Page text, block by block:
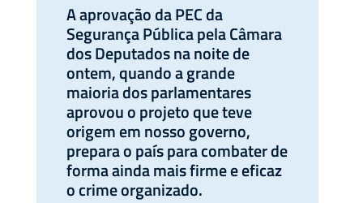
A aprovação da PEC da
Segurança Pública pela Câmara
dos Deputados na noite de
ontem, quando a grande
maioria dos parlamentares
aprovou o projeto que teve
origem em nosso governo,
prepara o país para combater de
forma ainda mais firme e eficaz
o crime organizado.